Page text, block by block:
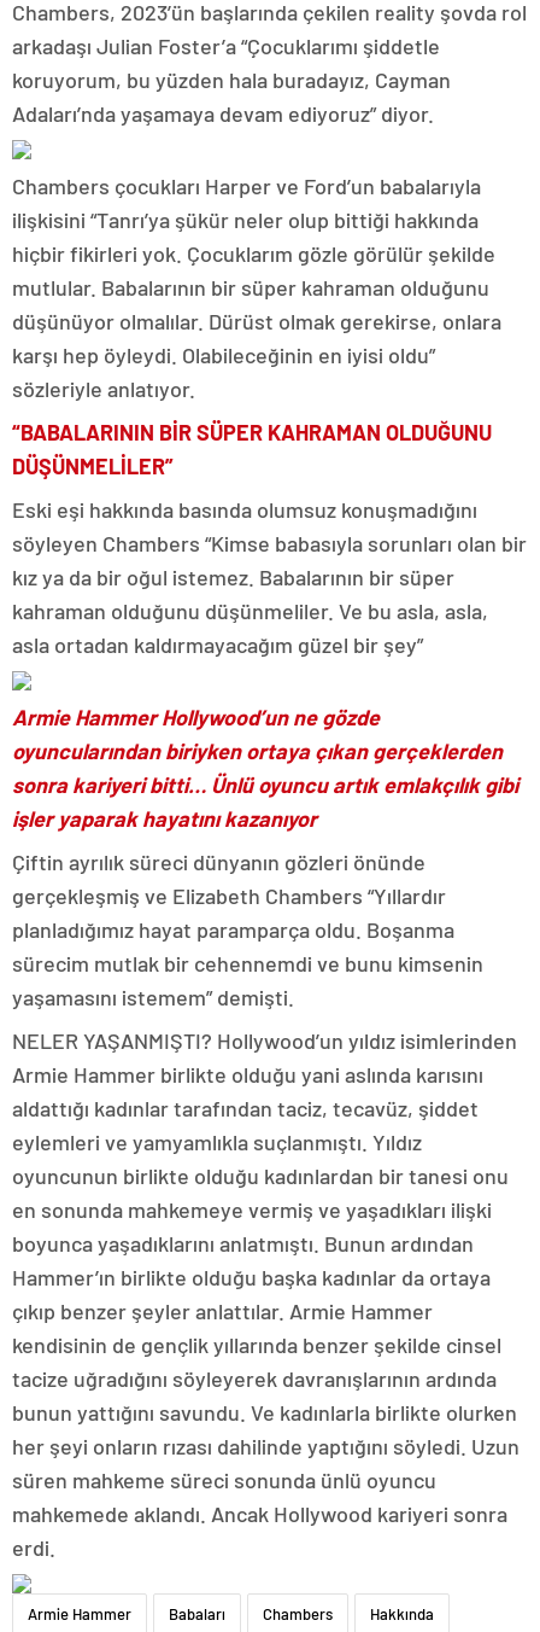
Chambers, 2023’ün başlarında çekilen reality şovda rol
arkadaşı Julian Foster’a “Çocuklarımı şiddetle
koruyorum, bu yüzden hala buradayız, Cayman
Adaları’nda yaşamaya devam ediyoruz” diyor.
Chambers çocukları Harper ve Ford’un babalarıyla
ilişkisini “Tanrı’ya şükür neler olup bittiği hakkında
hiçbir fikirleri yok. Çocuklarım gözle görülür şekilde
mutlular. Babalarının bir süper kahraman olduğunu
düşünüyor olmalılar. Dürüst olmak gerekirse, onlara
karşı hep öyleydi. Olabileceğinin en iyisi oldu”
sözleriyle anlatıyor.
“BABALARININ BİR SÜPER KAHRAMAN OLDUĞUNU
DÜŞÜNMELİLER”
Eski eşi hakkında basında olumsuz konuşmadığını
söyleyen Chambers “Kimse babasıyla sorunları olan bir
kız ya da bir oğul istemez. Babalarının bir süper
kahraman olduğunu düşünmeliler. Ve bu asla, asla,
asla ortadan kaldırmayacağım güzel bir şey”
Armie Hammer Hollywood’un ne gözde
oyuncularından biriyken ortaya çıkan gerçeklerden
sonra kariyeri bitti… Ünlü oyuncu artık emlakçılık gibi
işler yaparak hayatını kazanıyor
Çiftin ayrılık süreci dünyanın gözleri önünde
gerçekleşmiş ve Elizabeth Chambers “Yıllardır
planladığımız hayat paramparça oldu. Boşanma
sürecim mutlak bir cehennemdi ve bunu kimsenin
yaşamasını istemem” demişti.
NELER YAŞANMIŞTI? Hollywood’un yıldız isimlerinden
Armie Hammer birlikte olduğu yani aslında karısını
aldattığı kadınlar tarafından taciz, tecavüz, şiddet
eylemleri ve yamyamlıkla suçlanmıştı. Yıldız
oyuncunun birlikte olduğu kadınlardan bir tanesi onu
en sonunda mahkemeye vermiş ve yaşadıkları ilişki
boyunca yaşadıklarını anlatmıştı. Bunun ardından
Hammer’ın birlikte olduğu başka kadınlar da ortaya
çıkıp benzer şeyler anlattılar. Armie Hammer
kendisinin de gençlik yıllarında benzer şekilde cinsel
tacize uğradığını söyleyerek davranışlarının ardında
bunun yattığını savundu. Ve kadınlarla birlikte olurken
her şeyi onların rızası dahilinde yaptığını söyledi. Uzun
süren mahkeme süreci sonunda ünlü oyuncu
mahkemede aklandı. Ancak Hollywood kariyeri sonra
erdi.
Armie Hammer Babaları Chambers Hakkında